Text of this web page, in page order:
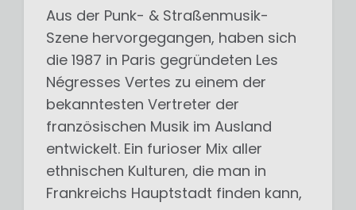
Aus der Punk- & Straßenmusik-
Szene hervorgegangen, haben sich
die 1987 in Paris gegründeten Les
Négresses Vertes zu einem der
bekanntesten Vertreter der
französischen Musik im Ausland
entwickelt. Ein furioser Mix aller
ethnischen Kulturen, die man in
Frankreichs Hauptstadt finden kann,